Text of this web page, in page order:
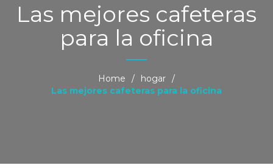
Las mejores cafeteras
para la oficina
Home / hogar /
Las mejores cafeteras para la oficina